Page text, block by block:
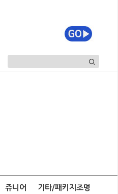
쥬니어 기타/패키지조명